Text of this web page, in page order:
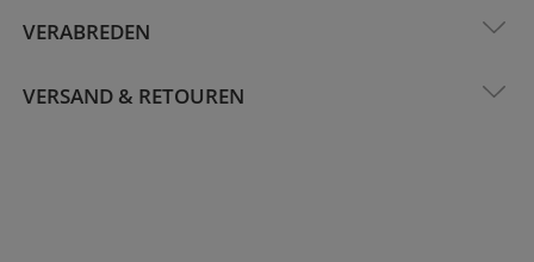
VERABREDEN
VERSAND & RETOUREN